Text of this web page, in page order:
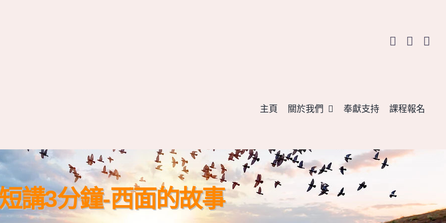
主頁 關於我們 奉獻支持 課程報名
講3分鐘-西面的故事